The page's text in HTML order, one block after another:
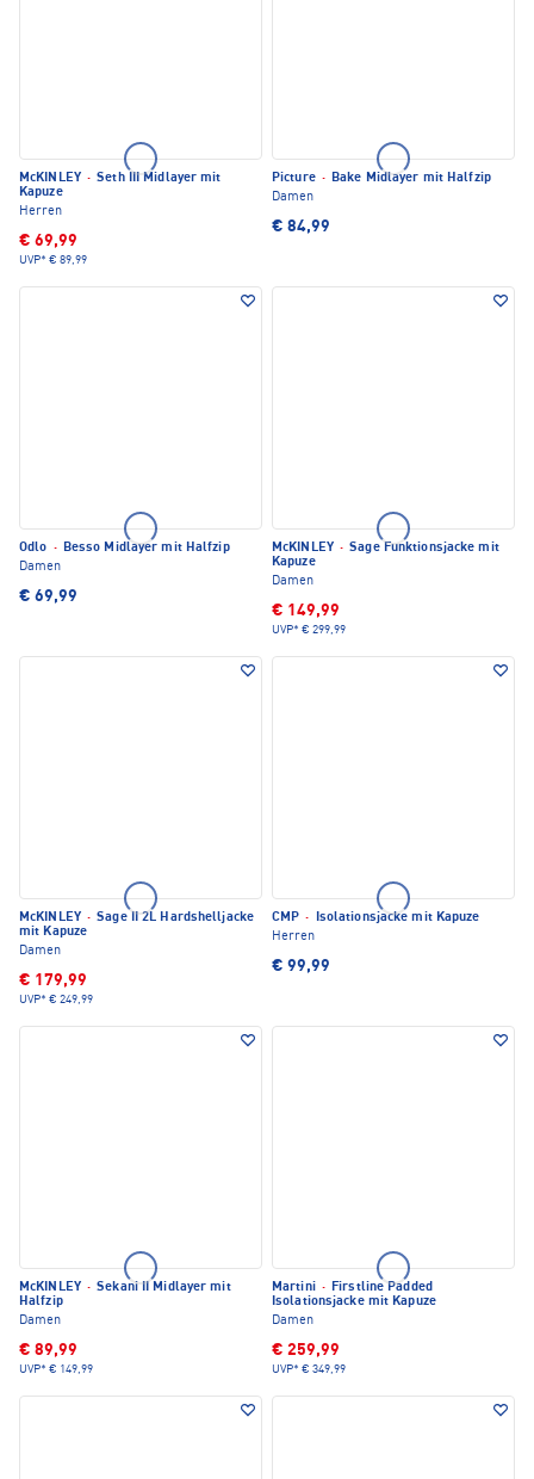
McKINLEY · Seth III Midlayer mit
Kapuze
Herren
€ 69,99
UVP* € 89,99
Picture · Bake Midlayer mit Halfzip
Damen
€ 84,99
Odlo · Besso Midlayer mit Halfzip
Damen
€ 69,99
McKINLEY · Sage Funktionsjacke mit
Kapuze
Damen
€ 149,99
UVP* € 299,99
McKINLEY · Sage II 2L Hardshelljacke
mit Kapuze
Damen
€ 179,99
UVP* € 249,99
CMP ·
Isolationsjacke mit Kapuze
Herren
€ 99,99
McKINLEY · Sekani II Midlayer mit
Halfzip
Damen
€ 89,99
UVP* € 149,99
Martini · Firstline Padded
Isolationsjacke mit Kapuze
Damen
€ 259,99
UVP* € 349,99